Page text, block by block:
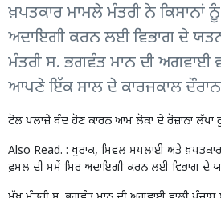
ਖ਼ਪਤਕਾਰ ਮਾਮਲੇ ਮੰਤਰੀ ਨੇ ਕਿਸਾਨਾਂ
ਅਦਾਇਗੀ ਕਰਨ ਲਈ ਵਿਭਾਗ ਦੇ
ਮੰਤਰੀ ਸ. ਭਗਵੰਤ ਮਾਨ ਦੀ ਅਗਵਾਈ
ਆਪਣੇ ਇੱਕ ਸਾਲ ਦੇ ਕਾਰਜਕਾਲ
ਟੋਲ ਪਲਾਜ਼ੇ ਬੰਦ ਹੋਣ ਕਾਰਨ ਆਮ ਲੋਕਾਂ ਦੇ ਰੋਜ਼ਾਨਾ
Also Read. : ਖੁਰਾਕ, ਸਿਵਲ ਸਪਲਾਈ ਅਤੇ
ਫ਼ਸਲ ਦੀ ਸਮੇਂ ਸਿਰ ਅਦਾਇਗੀ ਕਰਨ ਲਈ ਵਿਭਾਗ ਦੇ